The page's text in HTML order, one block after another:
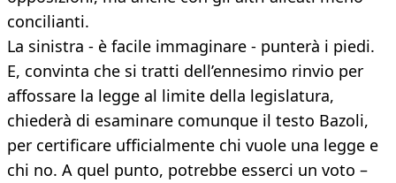
concilianti.
La sinistra - è facile immaginare - punterà i piedi.
E, convinta che si tratti dell’ennesimo rinvio per
affossare la legge al limite della legislatura,
chiederà di esaminare comunque il testo Bazoli,
per certificare ufficialmente chi vuole una legge e
chi no. A quel punto, potrebbe esserci un voto –